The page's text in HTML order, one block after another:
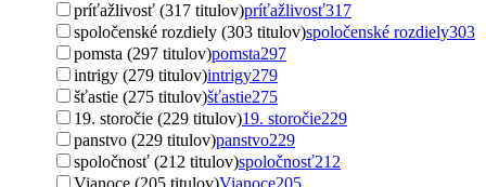
príťažlivosť (317 titulov)príťažlivosť317
spoločenské rozdiely (303 titulov)spoločenské rozdiely303
pomsta (297 titulov)pomsta297
intrigy (279 titulov)intrigy279
šťastie (275 titulov)šťastie275
19. storočie (229 titulov)19. storočie229
panstvo (229 titulov)panstvo229
spoločnosť (212 titulov)spoločnosť212
Vianoce (205 titulov)Vianoce205